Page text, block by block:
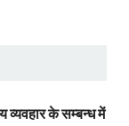
व्यवहार के सम्बन्ध में